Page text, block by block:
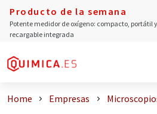
Producto de la semana
Potente medidor de oxígeno: compacto, portátil
recargable integrada
Home Empresas